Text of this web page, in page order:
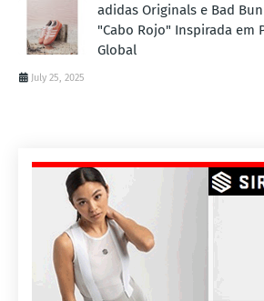
adidas Originals e Bad
"Cabo Rojo" Inspirada em
Global
July 25, 2025